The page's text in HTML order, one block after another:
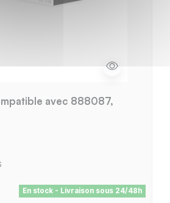
avec 888087,
En stock - Livraison sous 24/48h